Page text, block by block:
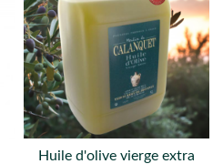
Huile d'olive vierge extra